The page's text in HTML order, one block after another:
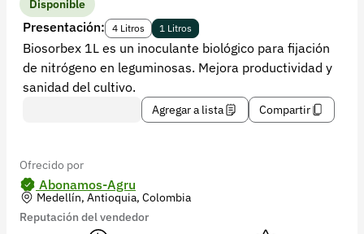
Disponible
Presentación: 4 Litros 1 Litros
Biosorbex 1L es un inoculante biológico para fijación
de nitrógeno en leguminosas. Mejora productividad y
sanidad del cultivo.
Agregar a lista Compartir
Ofrecido por
Abonamos-Agru
Medellín, Antioquia, Colombia
Reputación del vendedor
Soporte
+57 323 2931928
contacto@croper.com
© 2026 Croper.com Todos los derechos reservados
Síguenos